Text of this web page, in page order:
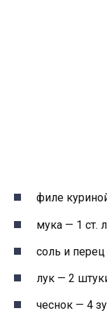
филе
мука — 1 ст.
соль и
лук — 2
чеснок — 4